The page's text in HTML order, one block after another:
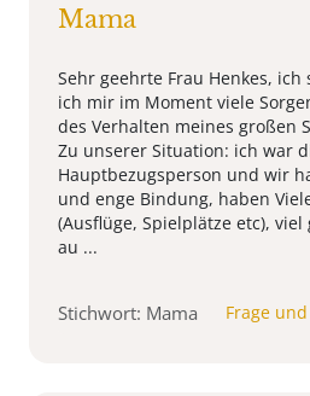
Mama
Sehr geehrte Frau Henkes,
ich mir im Moment viele
des Verhalten meines großen
Zu unserer Situation: ich war
Hauptbezugsperson und wir
und enge Bindung, haben
(Ausflüge, Spielplätze etc),
au ...
Stichwort: Mama Frage